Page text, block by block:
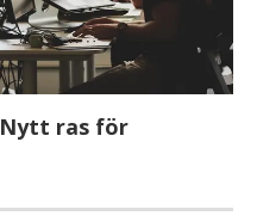
ras för